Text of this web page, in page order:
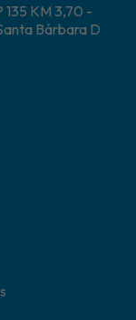
135 KM 3,70 -
Bárbara D